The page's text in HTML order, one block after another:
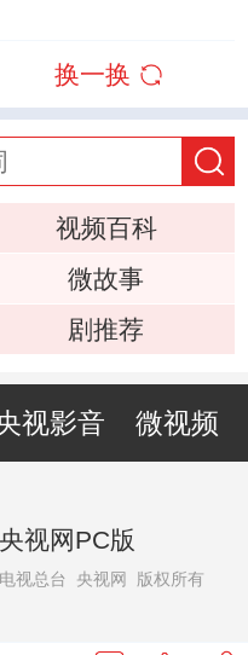
换一换
视频百科
微故事
剧推荐
视影音 微视频
央视网PC版
视总台 央视网 版权所有